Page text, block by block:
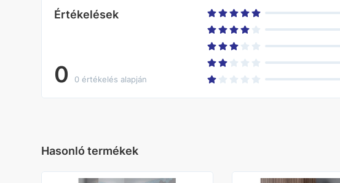
Értékelések
0 0 értékelés alapján
Hasonló termékek